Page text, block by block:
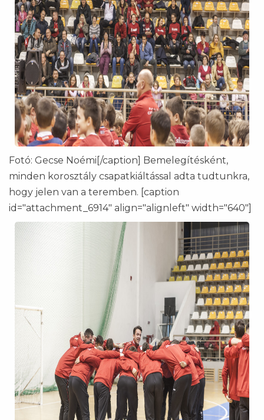
Fotó: Gecse Noémi[/caption] Bemelegítésként,
minden korosztály csapatkiáltással adta tudtunkra,
hogy jelen van a teremben. [caption
id="attachment_6914" align="alignleft" width="640"]